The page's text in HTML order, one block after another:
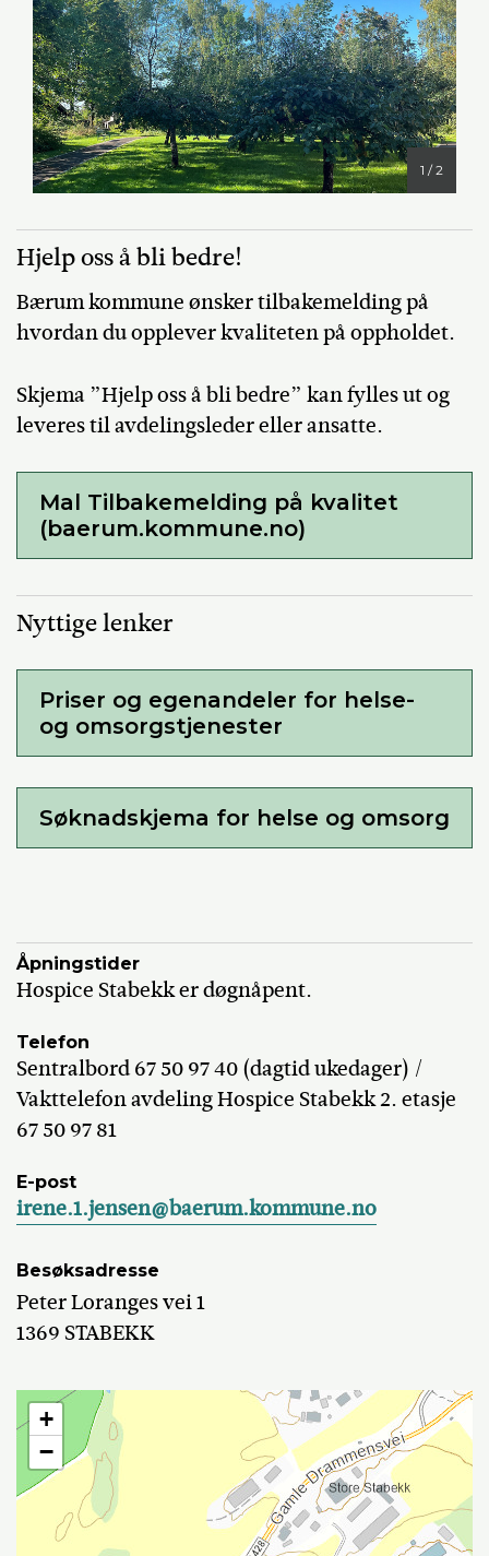
1 / 2
Hjelp oss å bli bedre!
Bærum kommune ønsker tilbakemelding på
hvordan du opplever kvaliteten på oppholdet.
Skjema ”Hjelp oss å bli bedre” kan fylles ut og
leveres til avdelingsleder eller ansatte.
Mal Tilbakemelding på kvalitet
(baerum.kommune.no)
Nyttige lenker
Priser og egenandeler for helse-
og omsorgstjenester
Søknadskjema for helse og omsorg
Åpningstider
Hospice Stabekk er døgnåpent.
Telefon
Sentralbord 67 50 97 40 (dagtid ukedager) /
Vakttelefon avdeling Hospice Stabekk 2. etasje
67 50 97 81
E-post
irene.1.jensen@baerum.kommune.no
Besøksadresse
Peter Loranges vei 1
1369 STABEKK
+
−